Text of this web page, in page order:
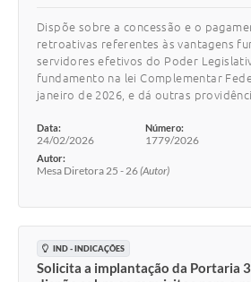
Dispõe sobre a concessão e o
retroativas referentes às vantagens
servidores efetivos do Poder
fundamento na lei Complementar
janeiro de 2026, e dá outras
Data:
24/02/2026
Número:
1779/2026
Autor:
Mesa Diretora 25 - 26(Autor)
IND - INDICAÇÕES
Solicita a implantação da Portaria